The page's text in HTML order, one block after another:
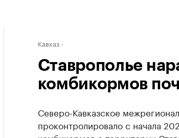
Кавказ
Ставрополье
комбикормов
Северо-Кавказское
проконтролировало с начала